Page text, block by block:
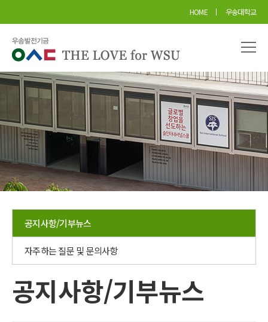
HOME 우송대학교
공지사항/기부뉴스
자주하는 질문 및 문의사항
공지사항/기부뉴스